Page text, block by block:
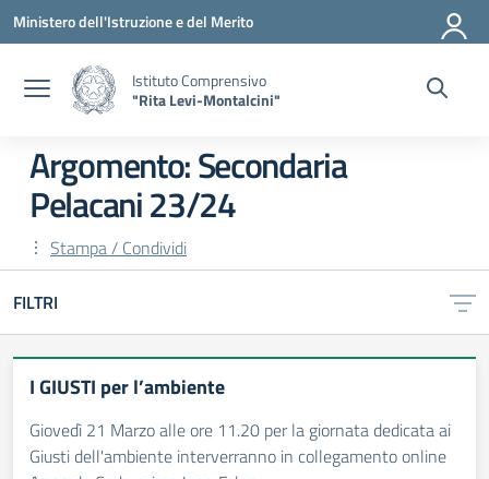
Vai ai contenuti
Vai al menu di navigazione
Vai al footer
Ministero dell'Istruzione e del Merito
Istituto Comprensivo
"Rita Levi-Montalcini"
Argomento: Secondaria
Pelacani 23/24
Stampa / Condividi
FILTRI
I GIUSTI per l’ambiente
Giovedì 21 Marzo alle ore 11.20 per la giornata dedicata ai
Giusti dell'ambiente interverranno in collegamento online